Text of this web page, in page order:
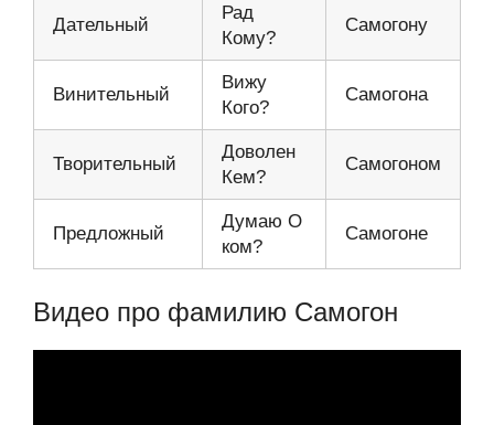
Дательный
Рад
Кому?
Самогону
Винительный
Вижу
Кого?
Самогона
Творительный
Доволен
Кем?
Самогоном
Предложный
Думаю О
ком?
Самогоне
Видео про фамилию Самогон